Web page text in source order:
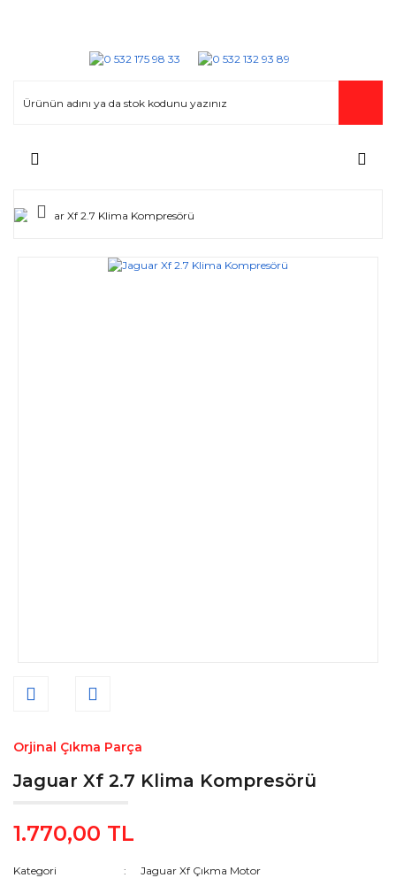
Orjinal Çıkma Parça
Jaguar Xf 2.7 Klima Kompresörü
1.770,00 TL
Kategori
Jaguar Xf Çıkma Motor